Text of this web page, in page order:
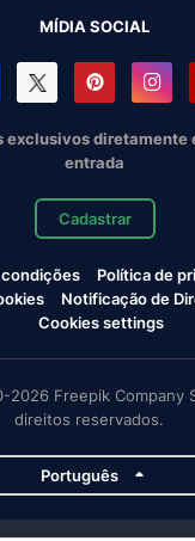
MÍDIA SOCIAL
exclusivos diretamente
entrada
Cadastrar
Política de
Notificação de
Cookies settings
Freepik Company
direitos reservados.
Português